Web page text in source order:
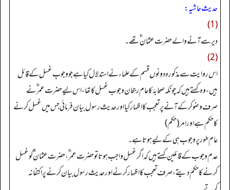
حدیث حاشیہ:
(1)
دیر سے آنے والے حضرت عثمان ؓ تھے۔
(2)
اس روایت سے مذکورہ دونوں قسم کے علماء نے استدلال کیا ہے جو وجوبِ غسل کے قائل
ہیں، وہ کہتے ہیں کہ چونکہ صحابۂ کا عام رجحان وجوب غسل کا تھا، اس لیے حضرت عمر ؓ نے
صرف وضو کر کے آنے پر تعجب کا اظہار کیا اور حدیث رسول بیان فرمائی جس میں غسل کرنے
کا حکم ہے اور امر (حکم)
عام طور پر وجوب ہی کے لیے ہوتا ہے۔
عدم وجوب کے قائلین کہتے ہیں کہ اگر غسل واجب ہوتا تو حضرت عمر ؓ، حضرت عثمان ؓ کو غسل
کرنے کا حکم دیتے، صرف تعجب کا اظہار کرنے اور حدیث رسول بیان کرنے پر اکتفا نہ